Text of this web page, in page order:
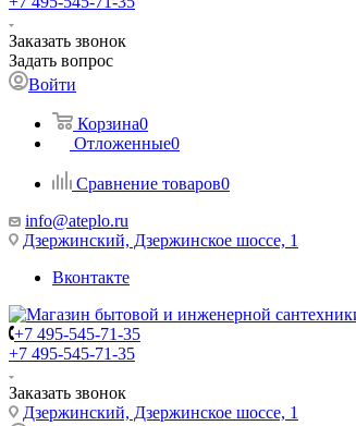
Заказать звонок
Задать вопрос
Войти
Корзина0
Отложенные0
Сравнение товаров0
info@ateplo.ru
Дзержинский, Дзержинское шоссе, 1
Вконтакте
+7 495-545-71-35
+7 495-545-71-35
Заказать звонок
Дзержинский, Дзержинское шоссе, 1